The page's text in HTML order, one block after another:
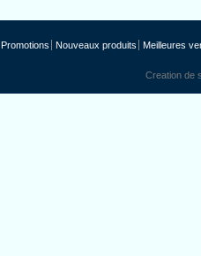
Promotions Nouveaux produits Meilleures
Creation de